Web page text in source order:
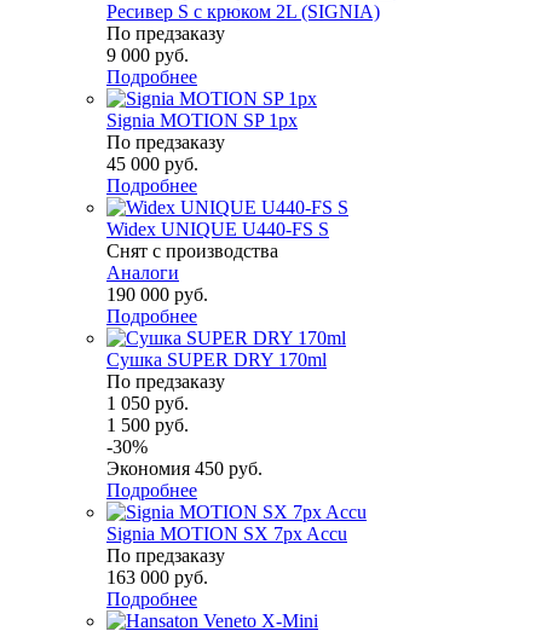
Ресивер S с крюком 2L (SIGNIA)
По предзаказу
9 000 руб.
Подробнее
Signia MOTION SP 1px
По предзаказу
45 000 руб.
Подробнее
Widex UNIQUE U440-FS S
Снят с производства
Аналоги
190 000 руб.
Подробнее
Сушка SUPER DRY 170ml
По предзаказу
1 050 руб.
1 500 руб.
-30%
Экономия 450 руб.
Подробнее
Signia MOTION SX 7px Accu
По предзаказу
163 000 руб.
Подробнее